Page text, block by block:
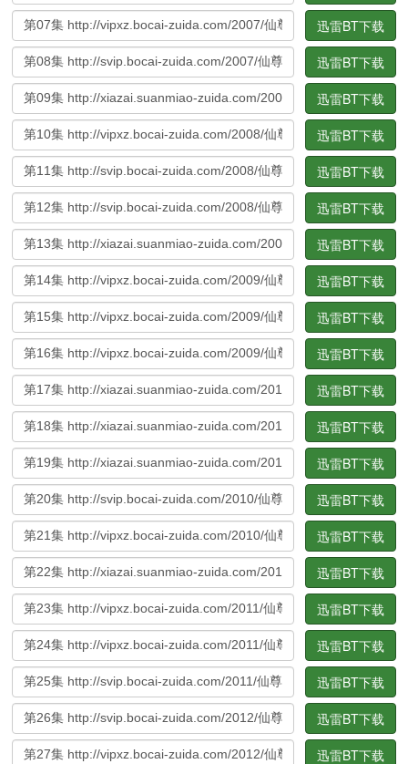
迅雷BT下载
迅雷BT下载
迅雷BT下载
迅雷BT下载
迅雷BT下载
迅雷BT下载
迅雷BT下载
迅雷BT下载
迅雷BT下载
迅雷BT下载
迅雷BT下载
迅雷BT下载
迅雷BT下载
迅雷BT下载
迅雷BT下载
迅雷BT下载
迅雷BT下载
迅雷BT下载
迅雷BT下载
迅雷BT下载
迅雷BT下载